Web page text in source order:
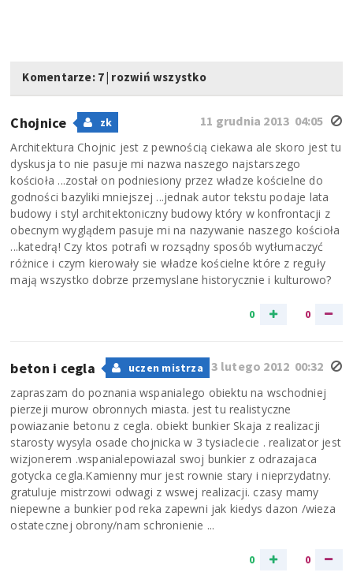
Komentarze: 7 rozwiń wszystko
11 grudnia 2013 04:05
Chojnice zk
Architektura Chojnic jest z pewnością ciekawa ale skoro jest tu
dyskusja to nie pasuje mi nazwa naszego najstarszego
kościoła ...został on podniesiony przez władze kościelne do
godności bazyliki mniejszej ...jednak autor tekstu podaje lata
budowy i styl architektoniczny budowy który w konfrontacji z
obecnym wyglądem pasuje mi na nazywanie naszego kościoła
...katedrą! Czy ktos potrafi w rozsądny sposób wytłumaczyć
różnice i czym kierowały sie władze kościelne które z reguły
mają wszystko dobrze przemyslane historycznie i kulturowo?
0 0
3 lutego 2012 00:32
beton i cegla uczen mistrza
zapraszam do poznania wspanialego obiektu na wschodniej
pierzeji murow obronnych miasta. jest tu realistyczne
powiazanie betonu z cegla. obiekt bunkier Skaja z realizacji
starosty wysyla osade chojnicka w 3 tysiaclecie . realizator jest
wizjonerem .wspanialepowiazal swoj bunkier z odrazajaca
gotycka cegla.Kamienny mur jest rownie stary i nieprzydatny.
gratuluje mistrzowi odwagi z wswej realizacji. czasy mamy
niepewne a bunkier pod reka zapewni jak kiedys dazon /wieza
ostatecznej obrony/nam schronienie ...
0 0